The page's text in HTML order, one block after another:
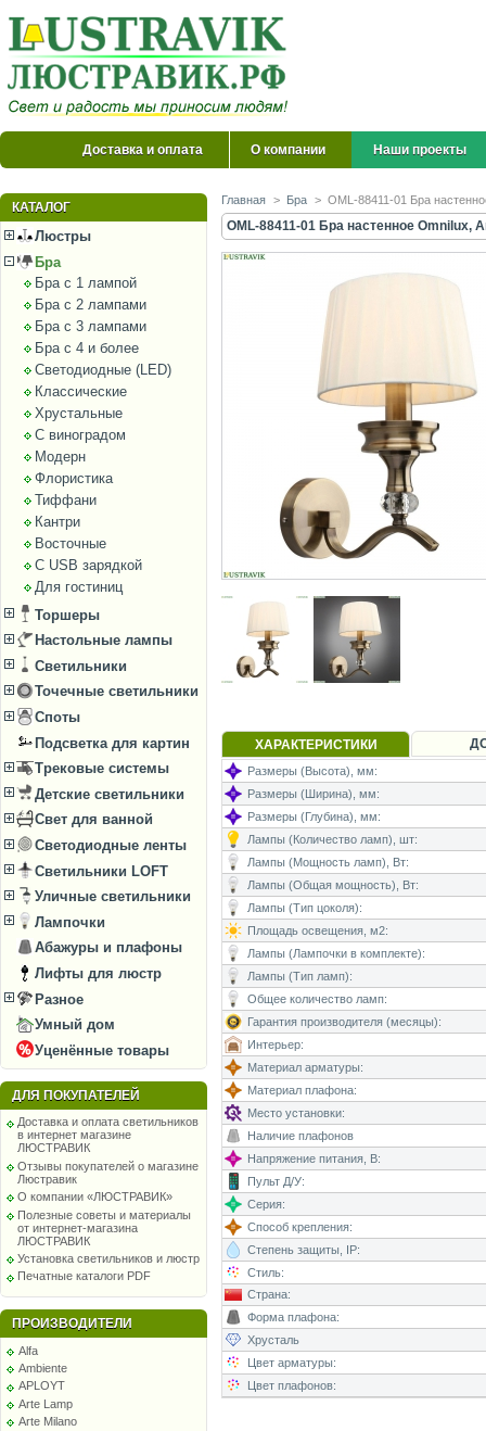
Доставка и оплата О компании Наши проекты
КАТАЛОГ
Люстры
Бра
Бра с 1 лампой
Бра с 2 лампами
Бра с 3 лампами
Бра с 4 и более
Светодиодные (LED)
Классические
Хрустальные
С виноградом
Модерн
Флористика
Тиффани
Кантри
Восточные
С USB зарядкой
Для гостиниц
Торшеры
Настольные лампы
Светильники
Точечные светильники
Споты
Подсветка для картин
Трековые системы
Детские светильники
Свет для ванной
Светодиодные ленты
Светильники LOFT
Уличные светильники
Лампочки
Абажуры и плафоны
Лифты для люстр
Разное
Умный дом
Уценённые товары
ДЛЯ ПОКУПАТЕЛЕЙ
Доставка и оплата светильников
в интернет магазине
ЛЮСТРАВИК
Отзывы покупателей о магазине
Люстравик
О компании «ЛЮСТРАВИК»
Полезные советы и материалы
от интернет-магазина
ЛЮСТРАВИК
Установка светильников и люстр
Печатные каталоги PDF
ПРОИЗВОДИТЕЛИ
Alfa
Ambiente
APLOYT
Arte Lamp
Arte Milano
Главная > Бра > OML-88411-01 Бра
OML-88411-01 Бра настенное Omnilux,
ХАРАКТЕРИСТИКИ
Размеры (Высота), мм:
Размеры (Ширина), мм:
Размеры (Глубина), мм:
Лампы (Количество ламп), шт:
Лампы (Мощность ламп), Вт:
Лампы (Общая мощность), Вт:
Лампы (Тип цоколя):
Площадь освещения, м2:
Лампы (Лампочки в комплекте):
Лампы (Тип ламп):
Общее количество ламп:
Гарантия производителя (месяцы):
Интерьер:
Материал арматуры:
Материал плафона:
Место установки:
Наличие плафонов
Напряжение питания, В:
Пульт Д/У:
Серия:
Способ крепления:
Степень защиты, IP:
Стиль:
Страна:
Форма плафона:
Хрусталь
Цвет арматуры:
Цвет плафонов: